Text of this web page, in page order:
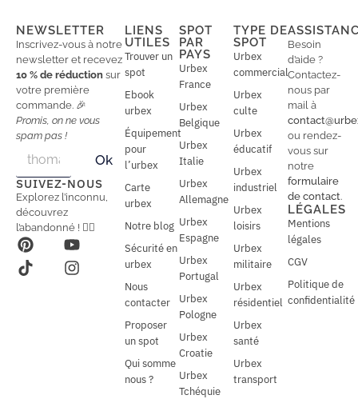
NEWSLETTER
Inscrivez-vous à notre
newsletter et recevez
10 % de réduction sur
votre première
commande. 🎉
Promis, on ne vous
spam pas !
a
i
l
a
i
l
*
Ok
SUIVEZ-NOUS
Explorez l’inconnu,
découvrez
l’abandonné ! 🕵️‍♂️
LIENS
UTILES
Trouver un
spot
Ebook
urbex
Équipement
pour
l’urbex
Carte
urbex
Notre blog
Sécurité en
urbex
Nous
contacter
Proposer
un spot
Qui somme
nous ?
SPOT
PAR
PAYS
Urbex
France
Urbex
Belgique
Urbex
Italie
Urbex
Allemagne
Urbex
Espagne
Urbex
Portugal
Urbex
Pologne
Urbex
Croatie
Urbex
Tchéquie
TYPE DE
SPOT
Urbex
commercial
Urbex
culte
Urbex
éducatif
Urbex
industriel
Urbex
loisirs
Urbex
militaire
Urbex
résidentiel
Urbex
santé
Urbex
transport
Besoin
d’aide ?
Contactez-
nous par
mail à
ou rendez-
vous sur
notre
formulaire
de contact.
LÉGALES
Mentions
légales
CGV
Politique de
confidentialité